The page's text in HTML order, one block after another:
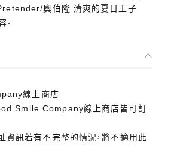
奧伯隆 清爽的夏日王子
。
線上商店
Smile Company線上商店皆可訂
資訊若有不完整的情況，將不適用此